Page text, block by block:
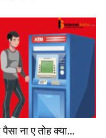
ना ए तोह क्या...